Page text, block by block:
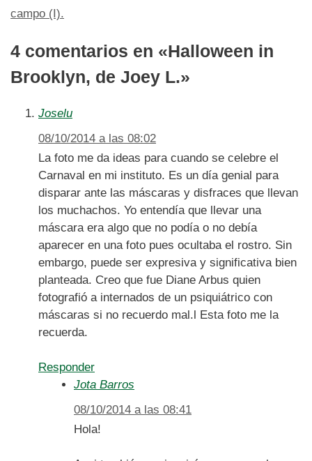
campo (I).
4 comentarios en «Halloween in
Brooklyn, de Joey L.»
Joselu
08/10/2014 a las 08:02
La foto me da ideas para cuando se celebre el
Carnaval en mi instituto. Es un día genial para
disparar ante las máscaras y disfraces que llevan
los muchachos. Yo entendía que llevar una
máscara era algo que no podía o no debía
aparecer en una foto pues ocultaba el rostro. Sin
embargo, puede ser expresiva y significativa bien
planteada. Creo que fue Diane Arbus quien
fotografió a internados de un psiquiátrico con
máscaras si no recuerdo mal.l Esta foto me la
recuerda.
Responder
Jota Barros
08/10/2014 a las 08:41
Hola!